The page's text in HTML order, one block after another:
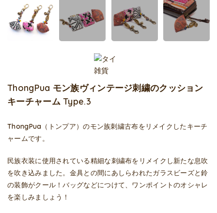
ThongPua モン族ヴィンテージ刺繍のクッション
キーチャーム Type.3
ThongPua（トンプア）のモン族刺繍古布をリメイクしたキーチ
ャームです。
民族衣装に使用されている精細な刺繍布をリメイクし新たな息吹
を吹き込みました。金具との間にあしらわれたガラスビーズと鈴
の装飾がクール！バッグなどにつけて、ワンポイントのオシャレ
を楽しみましょう！